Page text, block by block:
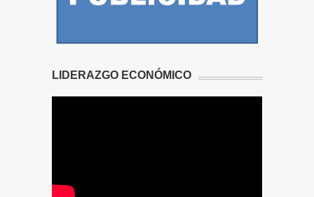
LIDERAZGO ECONÓMICO